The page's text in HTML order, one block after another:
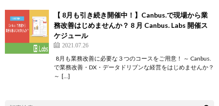
【 8月も引き続き開催中！】Canbus.で現場から業
務改善はじめませんか？ 8 月 Canbus. Labs 開催ス
ケジュール
2021.07.26
8月も業務改善に必要な３つのコースをご用意！ ～ Canbus.
で業務改善・DX・データドリブンな経営をはじめませんか？
～ […]